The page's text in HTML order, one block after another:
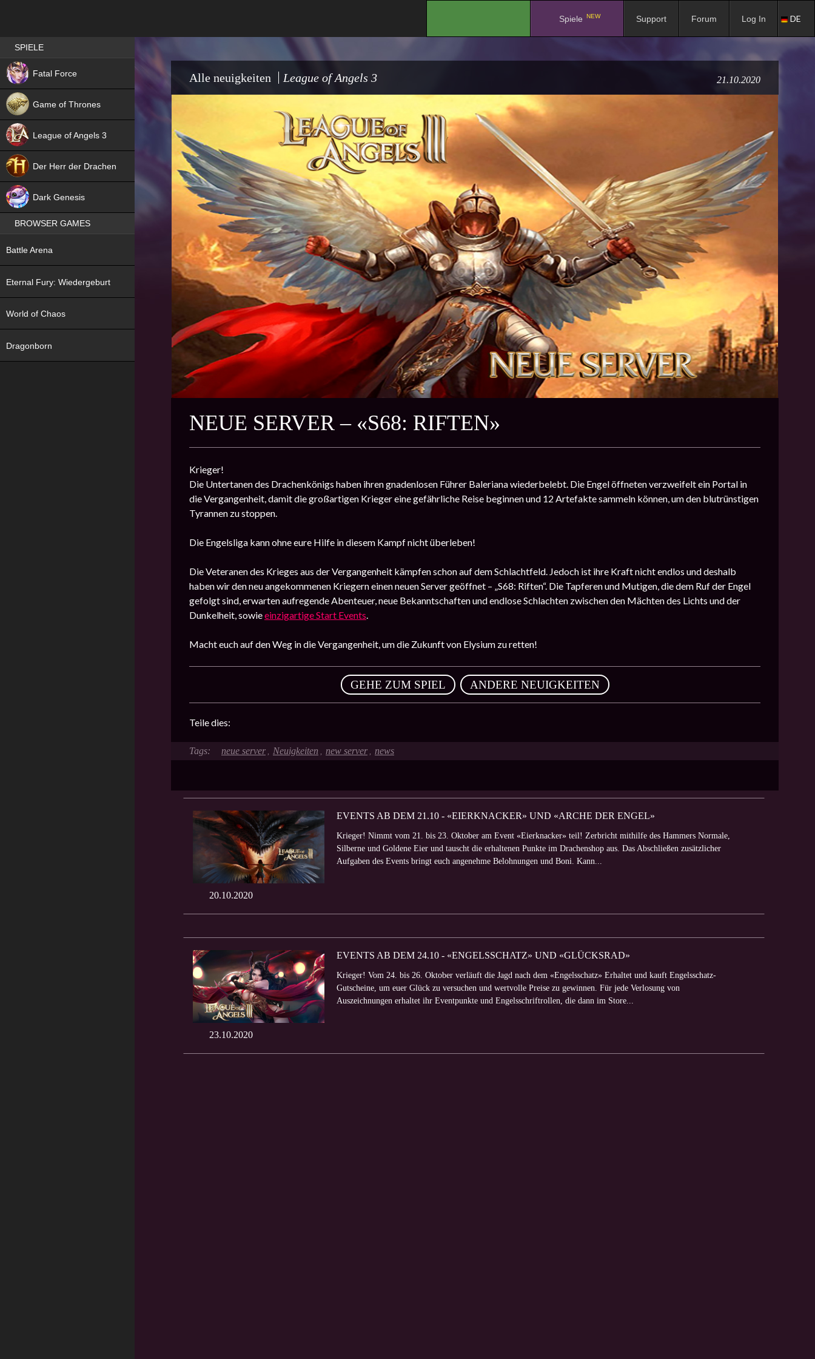
Spiele NEW Support Forum Log In DE
Alle neuigkeiten League of Angels 3 21.10.2020
NEUE SERVER – «S68: RIFTEN»
Krieger!
Die Untertanen des Drachenkönigs haben ihren gnadenlosen Führer Baleriana wiederbelebt. Die Engel öffneten verzweifelt ein Portal in
die Vergangenheit, damit die großartigen Krieger eine gefährliche Reise beginnen und 12 Artefakte sammeln können, um den blutrünstigen
Tyrannen zu stoppen.
Die Engelsliga kann ohne eure Hilfe in diesem Kampf nicht überleben!
Die Veteranen des Krieges aus der Vergangenheit kämpfen schon auf dem Schlachtfeld. Jedoch ist ihre Kraft nicht endlos und deshalb
haben wir den neu angekommenen Kriegern einen neuen Server geöffnet – „S68: Riften“. Die Tapferen und Mutigen, die dem Ruf der Engel
gefolgt sind, erwarten aufregende Abenteuer, neue Bekanntschaften und endlose Schlachten zwischen den Mächten des Lichts und der
Dunkelheit, sowieeinzigartige Start Events.
Macht euch auf den Weg in die Vergangenheit, um die Zukunft von Elysium zu retten!
GEHE ZUM SPIEL , ANDERE NEUIGKEITEN
Teile dies:
neue server , Neuigkeiten , new server , news
20.10.2020
EVENTS AB DEM 21.10 - «EIERKNACKER» UND «ARCHE DER ENGEL»
Krieger! Nimmt vom 21. bis 23. Oktober am Event «Eierknacker» teil! Zerbricht mithilfe des Hammers Normale,
Silberne und Goldene Eier und tauscht die erhaltenen Punkte im Drachenshop aus. Das Abschließen zusätzlicher
Aufgaben des Events bringt euch angenehme Belohnungen und Boni. Kann...
23.10.2020
EVENTS AB DEM 24.10 - «ENGELSSCHATZ» UND «GLÜCKSRAD»
Krieger! Vom 24. bis 26. Oktober verläuft die Jagd nach dem «Engelsschatz» Erhaltet und kauft Engelsschatz-
Gutscheine, um euer Glück zu versuchen und wertvolle Preise zu gewinnen. Für jede Verlosung von
Auszeichnungen erhaltet ihr Eventpunkte und Engelsschriftrollen, die dann im Store...
Best RPG games in Germany
SPIELE
Fatal Force
Game of Thrones
League of Angels 3
Der Herr der Drachen
Dark Genesis
BROWSER GAMES
Battle Arena
Eternal Fury: Wiedergeburt
World of Chaos
Dragonborn